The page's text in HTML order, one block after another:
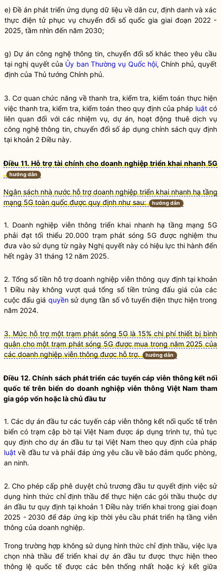
e) Đề án phát triển ứng dụng dữ liệu về dân cư, định danh và xác
thực điện tử phục vụ chuyển đổi số quốc gia giai đoạn 2022 -
2025, tầm nhìn đến năm 2030;
g) Dự án công nghệ thông tin, chuyển đổi số khác theo yêu cầu
tại nghị quyếtcủa Ủy ban Thường vụ Quốc hội, Chính phủ, quyết
định của Thủ tướng Chính phủ.
3. Cơ quan chức năng về thanh tra, kiểm tra, kiểm toán thực hiện
việc thanh tra, kiểm tra, kiểm toán theo quy định của pháp luậtcó
liên quan đối với các nhiệm vụ, dự án, hoạt động thuê dịch vụ
công nghệ thông tin, chuyển đổi số áp dụng chính sách quy định
tại khoản 2 Điều này.
Điều 11. Hỗ trợ tài chính cho doanh nghiệp triển khai nhanh 5G
hướng dẫn
Ngân sách nhà nước hỗ trợ doanh nghiệp triển khai nhanh hạ tầng
mạng 5G toàn quốc được quy định như sau:
hướng dẫn
1. Doanh nghiệp viễn thông triển khai nhanh hạ tầng mạng 5G
phải đạt tối thiểu 20.000 trạm phát sóng 5G được nghiệm thu
đưa vào sử dụng từ ngày Nghị quyết này có hiệu lực thi hành đến
hết ngày 31 tháng 12 năm 2025.
2. Tổng số tiền hỗ trợ doanh nghiệp viễn thông quy định tại khoản
1 Điều này không vượt quá tổng số tiền trúng đấu giá của các
cuộc đấu giá quyềnsử dụng tần số vô tuyến điện thực hiện trong
năm 2024.
3. Mức hỗ trợ một trạm phát sóng 5G là 15% chi phí thiết bị bình
quân cho một trạm phát sóng 5G được mua trong năm 2025 của
các doanh nghiệp viễn thông được hỗ trợ.
hướng dẫn
Điều 12. Chính sách phát triển các tuyến cáp viễn thông kết nối
quốc tế trên biển do doanh nghiệp viễn thông Việt Nam tham
gia góp vốn hoặc là chủ đầu tư
1. Các dự án đầu tư các tuyến cáp viễn thông kết nối quốc tế trên
biển có trạm cập bờ tại Việt Nam được áp dụng trình tự, thủ tục
quy định cho dự án đầu tư tại Việt Nam theo quy định của pháp
luật về đầu tư và phải đáp ứng yêu cầu về bảo đảm quốc phòng,
an ninh.
2. Cho phép cấp phê duyệt chủ trương đầu tư quyết định việc sử
dụng hình thức chỉ định thầu để thực hiện các gói thầu thuộc dự
án đầu tư quy định tại khoản 1 Điều này triển khai trong giai đoạn
2025 - 2030 để đáp ứng kịp thời yêu cầu phát triển hạ tầng viễn
thông của doanh nghiệp.
Trong trường hợp không sử dụng hình thức chỉ định thầu, việc lựa
chọn nhà thầu để triển khai dự án đầu tư được thực hiện theo
thông lệ quốc tế được các bên thống nhất hoặc ký kết giữa